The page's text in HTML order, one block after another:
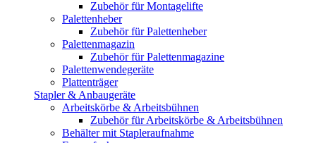
Zubehör für Montagelifte
Palettenheber
Zubehör für Palettenheber
Palettenmagazin
Zubehör für Palettenmagazine
Palettenwendegeräte
Plattenträger
Stapler & Anbaugeräte
Arbeitskörbe & Arbeitsbühnen
Zubehör für Arbeitskörbe & Arbeitsbühnen
Behälter mit Stapleraufnahme